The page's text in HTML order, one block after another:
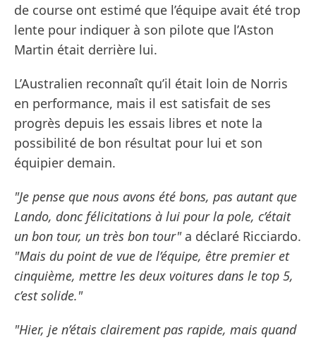
de course ont estimé que l’équipe avait été trop
lente pour indiquer à son pilote que l’Aston
Martin était derrière lui.
L’Australien reconnaît qu’il était loin de Norris
en performance, mais il est satisfait de ses
progrès depuis les essais libres et note la
possibilité de bon résultat pour lui et son
équipier demain.
"Je pense que nous avons été bons, pas autant que
Lando, donc félicitations à lui pour la pole, c’était
un bon tour, un très bon tour" a déclaré Ricciardo.
"Mais du point de vue de l’équipe, être premier et
cinquième, mettre les deux voitures dans le top 5,
c’est solide."
"Hier, je n’étais clairement pas rapide, mais quand